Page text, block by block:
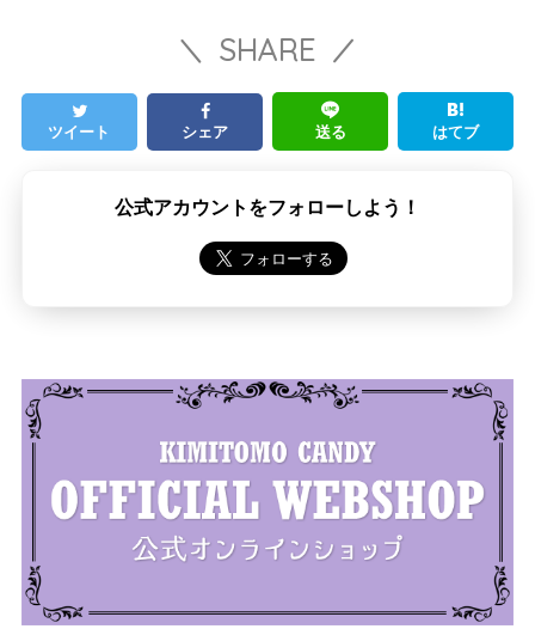
SHARE
ツイート シェア 送る はてブ
公式アカウントをフォローしよう！